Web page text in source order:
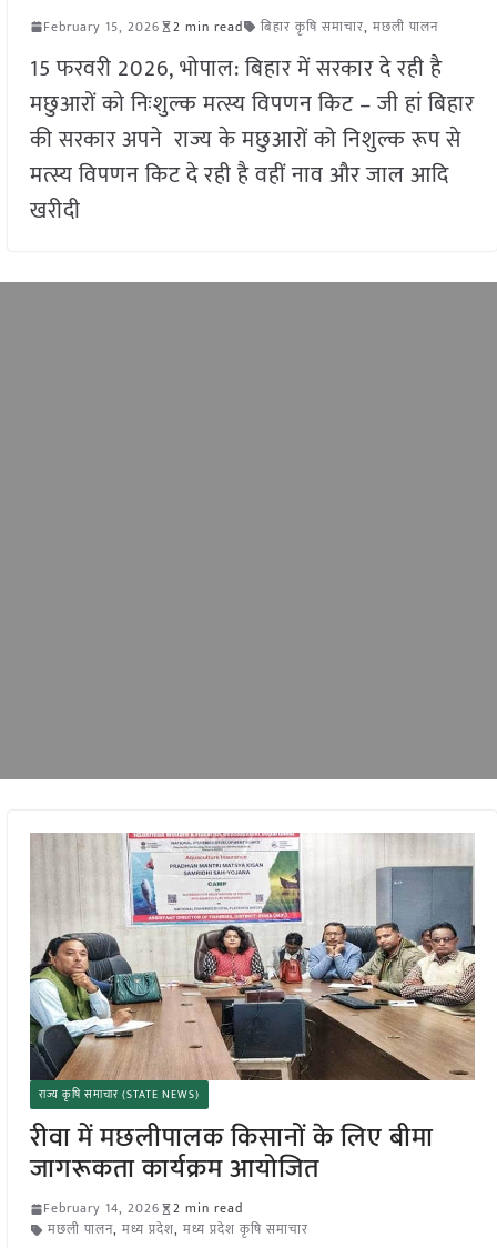
February 15, 2026 2 min read बिहार कृषि समाचार, मछली पालन
15 फरवरी 2026, भोपाल: बिहार में सरकार दे रही है
मछुआरों को निःशुल्क मत्स्य विपणन किट – जी हां बिहार
की सरकार अपने राज्य के मछुआरों को निशुल्क रूप से
मत्स्य विपणन किट दे रही है वहीं नाव और जाल आदि
खरीदी
राज्य कृषि समाचार (STATE NEWS)
रीवा में मछलीपालक किसानों के लिए बीमा
जागरूकता कार्यक्रम आयोजित
February 14, 2026
2 min read
मछली पालन, मध्य प्रदेश, मध्य प्रदेश कृषि समाचार